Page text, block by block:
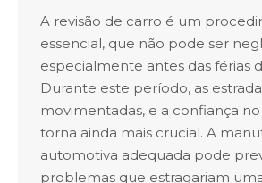
A revisão de carro é um
essencial, que não pode ser
especialmente antes das férias
Durante este período, as
movimentadas, e a confiança
torna ainda mais crucial. A
automotiva adequada pode
problemas que estragariam